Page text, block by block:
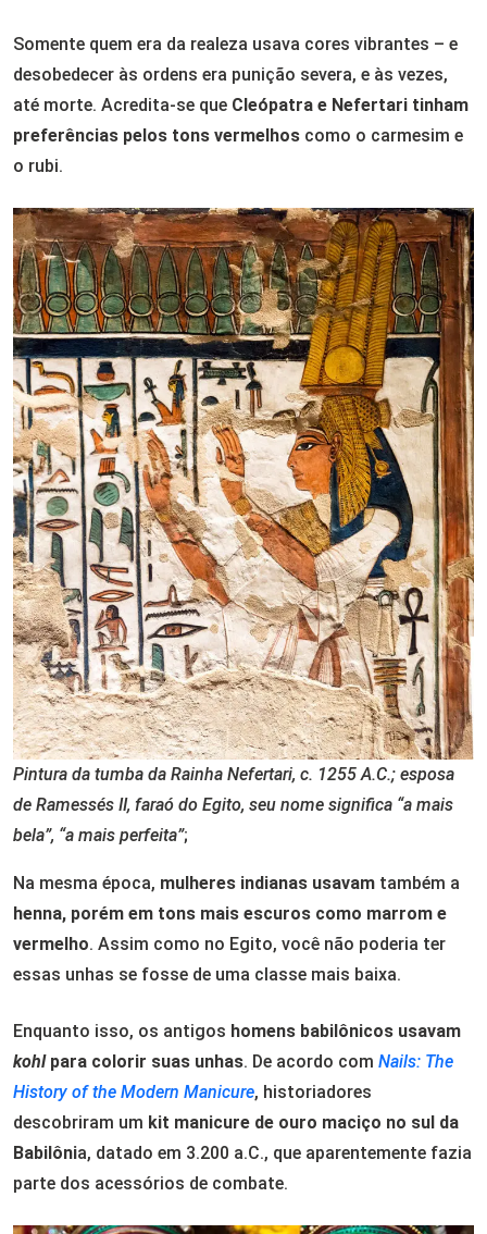
Somente quem era da realeza usava cores vibrantes – e
desobedecer às ordens era punição severa, e às vezes,
até morte. Acredita-se que Cleópatra e Nefertari tinham
preferências pelos tons vermelhos como o carmesim e
o rubi.
Pintura da tumba da Rainha Nefertari, c. 1255 A.C.; esposa
de Ramessés II, faraó do Egito, seu nome significa “a mais
bela”, “a mais perfeita”;
Na mesma época, mulheres indianas usavam também a
henna, porém em tons mais escuros como marrom e
vermelho. Assim como no Egito, você não poderia ter
essas unhas se fosse de uma classe mais baixa.
Enquanto isso, os antigos homens babilônicos usavam
kohlpara colorir suas unhas. De acordo com Nails: The
History of the Modern Manicure, historiadores
descobriram um kit manicure de ouro maciço no sul da
Babilônia, datado em 3.200 a.C., que aparentemente fazia
parte dos acessórios de combate.